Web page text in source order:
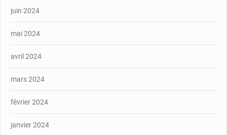
juin 2024
mai 2024
avril 2024
mars 2024
février 2024
janvier 2024